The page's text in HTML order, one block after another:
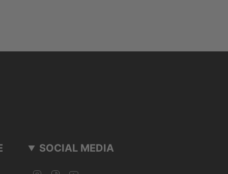
SOCIAL MEDIA